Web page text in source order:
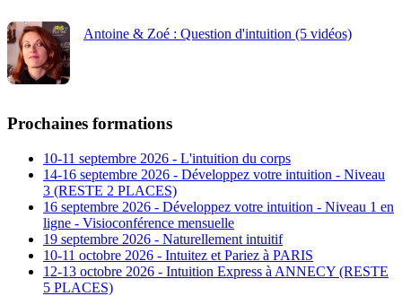
Antoine & Zoé : Question d'intuition (5 vidéos)
Prochaines formations
10-11 septembre 2026 - L'intuition du corps
14-16 septembre 2026 - Développez votre intuition - Niveau
3 (RESTE 2 PLACES)
16 septembre 2026 - Développez votre intuition - Niveau 1 en
ligne - Visioconférence mensuelle
19 septembre 2026 - Naturellement intuitif
10-11 octobre 2026 - Intuitez et Pariez à PARIS
12-13 octobre 2026 - Intuition Express à ANNECY (RESTE
5 PLACES)